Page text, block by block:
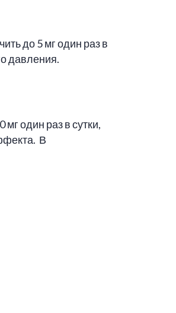
до 5 мг один раз в
давления.
один раз в сутки,
В